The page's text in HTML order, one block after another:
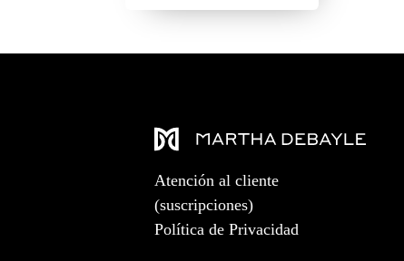
Atención al cliente
(suscripciones)
Política de Privacidad